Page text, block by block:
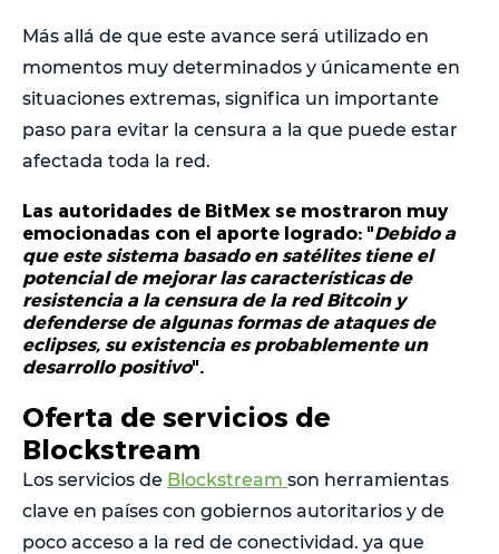
Más allá de que este avance será utilizado en
momentos muy determinados y únicamente en
situaciones extremas, significa un importante
paso para evitar la censura a la que puede estar
afectada toda la red.
Las autoridades de BitMex se mostraron muy
emocionadas con el aporte logrado: "Debido a
que este sistema basado en satélites tiene el
potencial de mejorar las características de
resistencia a la censura de la red Bitcoin y
defenderse de algunas formas de ataques de
eclipses, su existencia es probablemente un
desarrollo positivo".
Oferta de servicios de
Blockstream
Los servicios de Blockstream son herramientas
clave en países con gobiernos autoritarios y de
poco acceso a la red de conectividad. ya que